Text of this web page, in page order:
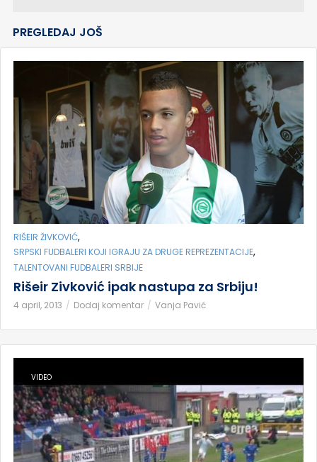
PREGLEDAJ JOŠ
RIŠEIR ŽIVKOVIĆ,
SRPSKI FUDBALERI KOJI IGRAJU ZA DRUGE REPREZENTACIJE,
TALENTOVANI FUDBALERI SRBIJE
Rišeir Zivković ipak nastupa za Srbiju!
4 april, 2013 Dodaj komentar Vanja Pavić
VIDEO